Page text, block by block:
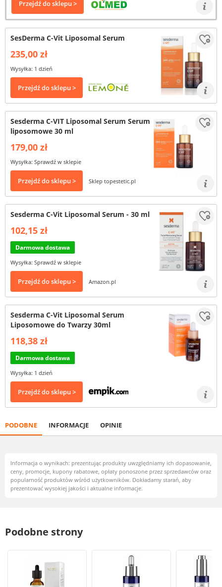
Przejdź do sklepu >
SesDerma C-Vit Liposomal Serum
235,00 zł
Wysyłka: 1 dzień
Przejdź do sklepu >
Sesderma C-VIT Liposomal Serum Serum
liposomowe 30 ml
179,00 zł
Wysyłka: Sprawdź w sklepie
Przejdź do sklepu > Sklep topestetic.pl
Sesderma C-Vit Liposomal Serum - 30 ml
102,15 zł
Darmowa dostawa
Wysyłka: Sprawdź w sklepie
Przejdź do sklepu > Amazon.pl
Sesderma C-Vit Liposomal Serum
Liposomowe do Twarzy 30ml
118,38 zł
Darmowa dostawa
Wysyłka: 1 dzień
Przejdź do sklepu >
PODOBNE INFORMACJE OPINIE
Informacja o wynikach: prezentując produkty uwzględniamy ich dopasowanie,
ceny, promocje, kupony rabatowe, opłaty ponoszone przez sprzedawców oraz
popularność produktów wśród użytkowników. Dokładamy starań, aby
prezentować wysokiej jakości i aktualne informacje.
Podobne strony